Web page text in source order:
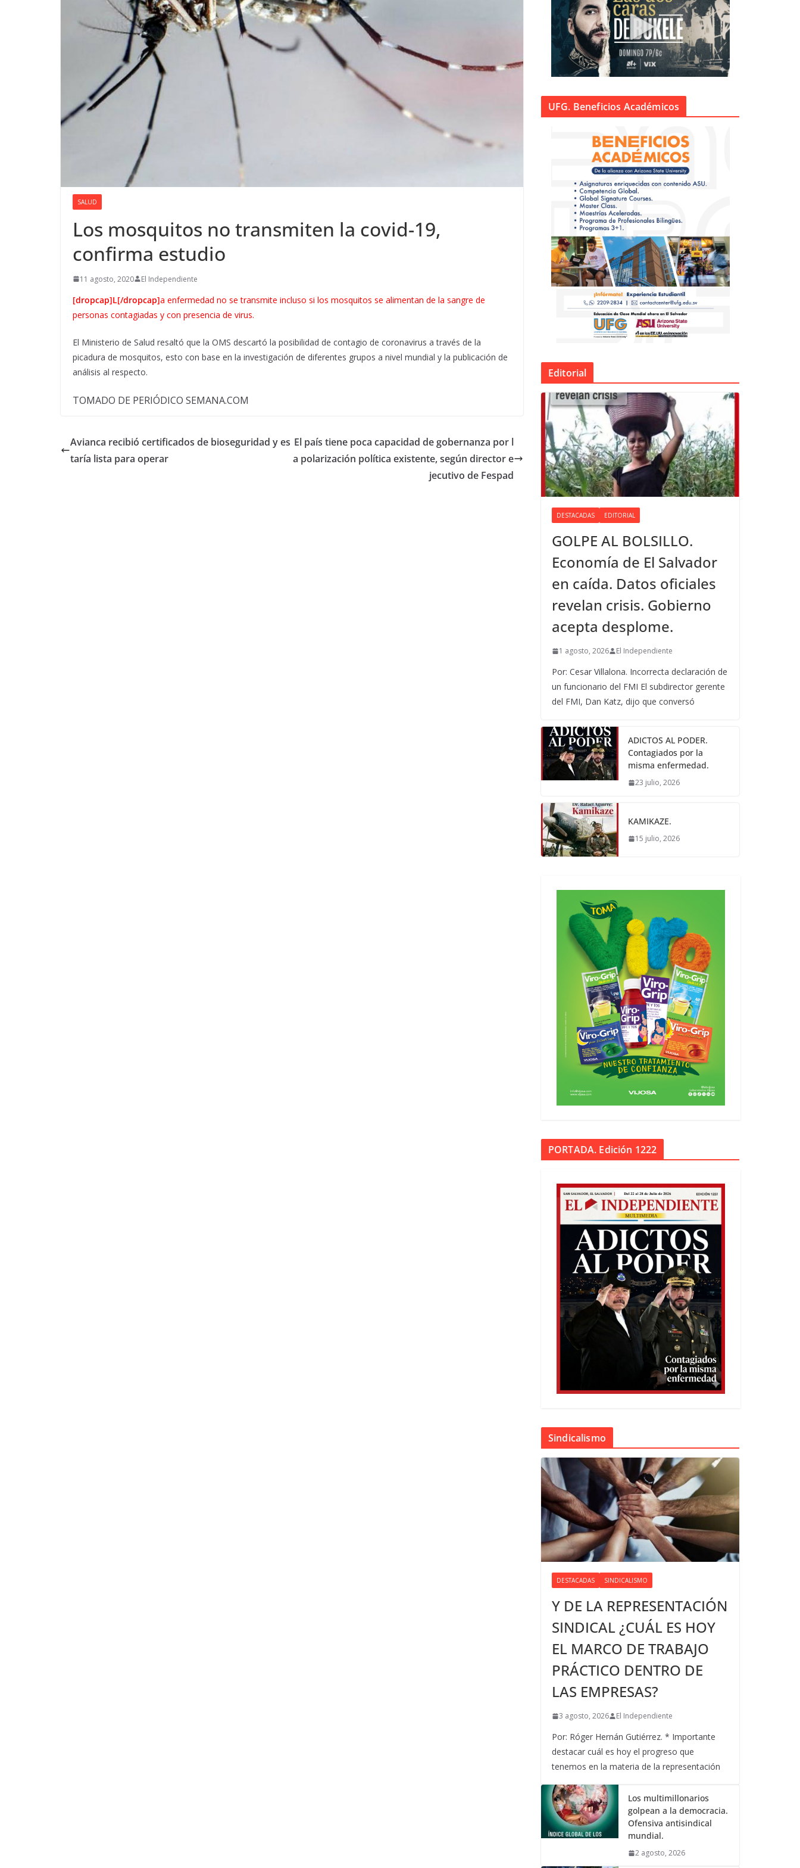
SALUD
Los mosquitos no transmiten la covid-19,
confirma estudio
11 agosto, 2020 El Independiente
[dropcap]L[/dropcap]a enfermedad no se transmite incluso si los mosquitos se alimentan de la sangre de
personas contagiadas y con presencia de virus.
El Ministerio de Salud resaltó que la OMS descartó la posibilidad de contagio de coronavirus a través de la
picadura de mosquitos, esto con base en la investigación de diferentes grupos a nivel mundial y la publicación de
análisis al respecto.
TOMADO DE PERIÓDICO SEMANA.COM
Avianca recibió certificados de bioseguridad y es
taría lista para operar
El país tiene poca capacidad de gobernanza por l
a polarización política existente, según director e
jecutivo de Fespad
UFG. Beneficios Académicos
Editorial
DESTACADAS EDITORIAL
GOLPE AL BOLSILLO.
Economía de El Salvador
en caída. Datos oficiales
revelan crisis. Gobierno
acepta desplome.
1 agosto, 2026 El Independiente
Por: Cesar Villalona. Incorrecta declaración de
un funcionario del FMI El subdirector gerente
del FMI, Dan Katz, dijo que conversó
ADICTOS AL PODER.
Contagiados por la
misma enfermedad.
23 julio, 2026
KAMIKAZE.
15 julio, 2026
PORTADA. Edición 1222
Sindicalismo
DESTACADAS SINDICALISMO
Y DE LA REPRESENTACIÓN
SINDICAL ¿CUÁL ES HOY
EL MARCO DE TRABAJO
PRÁCTICO DENTRO DE
LAS EMPRESAS?
3 agosto, 2026 El Independiente
Por: Róger Hernán Gutiérrez. * Importante
destacar cuál es hoy el progreso que
tenemos en la materia de la representación
Los multimillonarios
golpean a la democracia.
Ofensiva antisindical
mundial.
2 agosto, 2026